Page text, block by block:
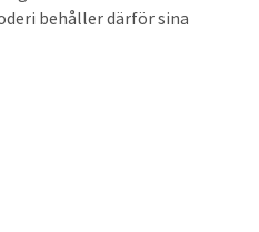
behåller därför sina